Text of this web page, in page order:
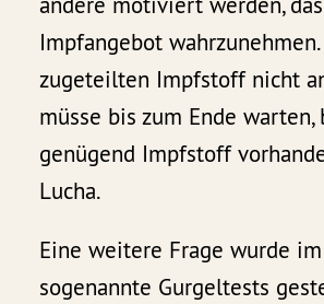
Impfangebot
zugeteilten Impfstoff nicht
müsse bis zum Ende warten,
genügend Impfstoff
Lucha.
Eine weitere Frage wurde
sogenannte Gurgeltests